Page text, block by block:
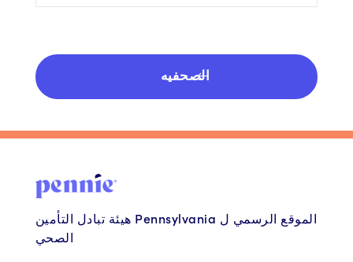
الصحفيه
الموقع الرسمي ل Pennsylvania هيئة تبادل التأمين
الصحي